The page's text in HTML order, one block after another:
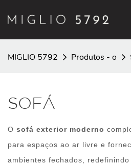
MIGLIO 5792 Produtos - o
SOFÁ
O sofá exterior moderno
para espaços ao ar livre e
ambientes fechados,